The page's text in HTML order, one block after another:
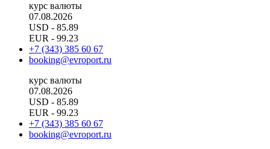
курс валюты
07.08.2026
USD - 85.89
EUR - 99.23
+7 (343) 385 60 67
booking@evroport.ru
курс валюты
07.08.2026
USD - 85.89
EUR - 99.23
+7 (343) 385 60 67
booking@evroport.ru